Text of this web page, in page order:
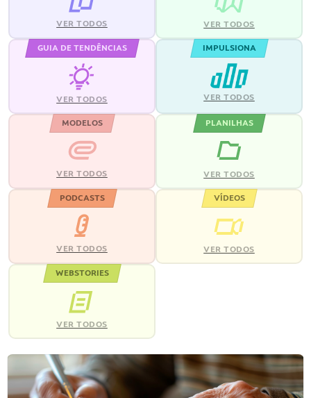
VER TODOS VER TODOS
GUIA DE TENDÊNCIAS
VER TODOS
IMPULSIONA
VER TODOS
MODELOS
VER TODOS
PLANILHAS
VER TODOS
PODCASTS
VER TODOS
VÍDEOS
VER TODOS
WEBSTORIES
VER TODOS